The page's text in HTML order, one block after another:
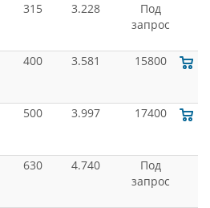
315 3.228
Под
запрос
400 3.581 15800
500 3.997 17400
630 4.740
Под
запрос